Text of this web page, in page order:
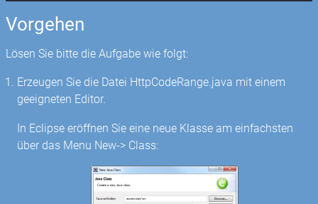
Vorgehen
Lösen Sie bitte die Aufgabe wie folgt:
Erzeugen Sie die Datei HttpCodeRange.java mit einem
geeigneten Editor.
In Eclipse eröffnen Sie eine neue Klasse am einfachsten
über das Menu New-> Class: